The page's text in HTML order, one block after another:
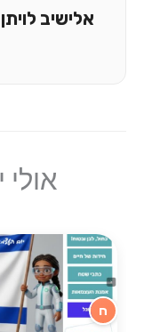
אלישיב לויתן
אולי
ח